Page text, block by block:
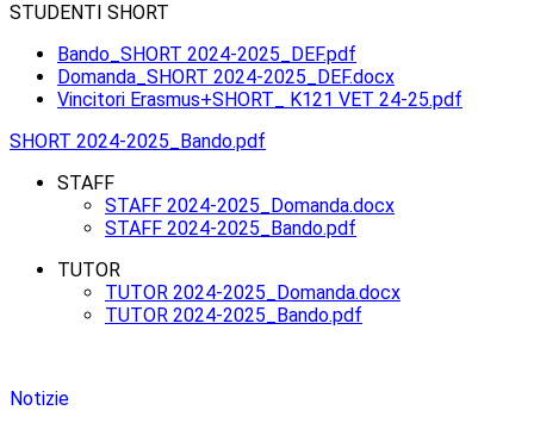
STUDENTI SHORT
Bando_SHORT 2024-2025_DEF.pdf
Domanda_SHORT 2024-2025_DEF.docx
Vincitori Erasmus+SHORT_ K121 VET 24-25.pdf
SHORT 2024-2025_Bando.pdf
STAFF
STAFF 2024-2025_Domanda.docx
STAFF 2024-2025_Bando.pdf
TUTOR
TUTOR 2024-2025_Domanda.docx
TUTOR 2024-2025_Bando.pdf
Notizie